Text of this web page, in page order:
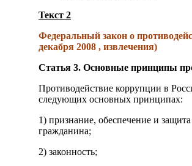
Текст 2
Федеральный закон о
декабря 2008 , извлечения)
Статья 3. Основные принципы
Противодействие коррупции в
следующих основных принципах:
1) признание, обеспечение и
гражданина;
2) законность;